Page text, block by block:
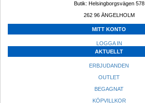
Butik: Helsingborgsvägen 578
262 96 ÄNGELHOLM
MITT KONTO
LOGGA IN
AKTUELLT
ERBJUDANDEN
OUTLET
BEGAGNAT
KÖPVILLKOR